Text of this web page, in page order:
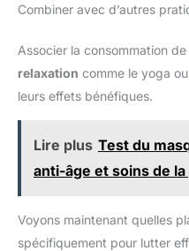
Combiner avec d’autres
Associer la consommation
relaxation comme le yoga
leurs effets bénéfiques.
Lire plus Test du
anti-âge et soins de la
Voyons maintenant quelles
spécifiquement pour lutter